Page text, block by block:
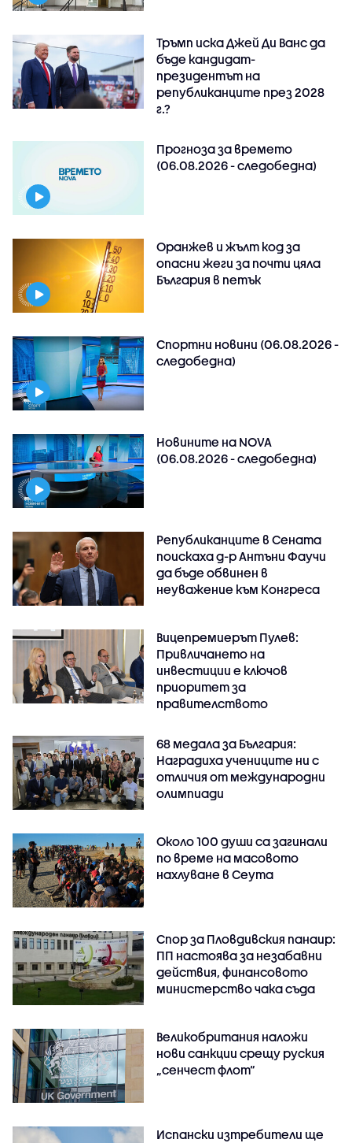
Тръмп иска Джей Ди Ванс да
бъде кандидат-
президентът на
републиканците през 2028
г.?
Прогноза за времето
(06.08.2026 - следобедна)
Оранжев и жълт код за
опасни жеги за почти цяла
България в петък
Спортни новини (06.08.2026 -
следобедна)
Новините на NOVA
(06.08.2026 - следобедна)
Републиканците в Сената
поискаха д-р Антъни Фаучи
да бъде обвинен в
неуважение към Конгреса
Вицепремиерът Пулев:
Привличането на
инвестиции е ключов
приоритет за
правителството
68 медала за България:
Наградиха учениците ни с
отличия от международни
олимпиади
Около 100 души са загинали
по време на масовото
нахлуване в Сеута
Спор за Пловдивския панаир:
ПП настоява за незабавни
действия, финансовото
министерство чака съда
Великобритания наложи
нови санкции срещу руския
„сенчест флот“
Испански изтребители ще